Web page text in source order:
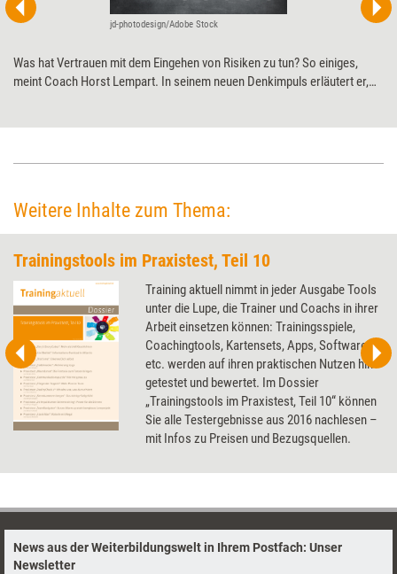
jd-photodesign/Adobe Stock
Was hat Vertrauen mit dem Eingehen von Risiken zu tun? So einiges,
meint Coach Horst Lempart. In seinem neuen Denkimpuls erläutert er,
Weitere Inhalte zum Thema:
Trainingstools im Praxistest, Teil 10
Training aktuell nimmt in jeder Ausgabe Tools
unter die Lupe, die Trainer und Coachs in ihrer
Arbeit einsetzen können: Trainingsspiele,
Coachingtools, Kartensets, Apps, Software
etc. werden auf ihren praktischen Nutzen hin
getestet und bewertet. Im Dossier
„Trainingstools im Praxistest, Teil 10“ können
Sie alle Testergebnisse aus 2016 nachlesen –
mit Infos zu Preisen und Bezugsquellen.
News aus der Weiterbildungswelt in Ihrem Postfach: Unser
Newsletter